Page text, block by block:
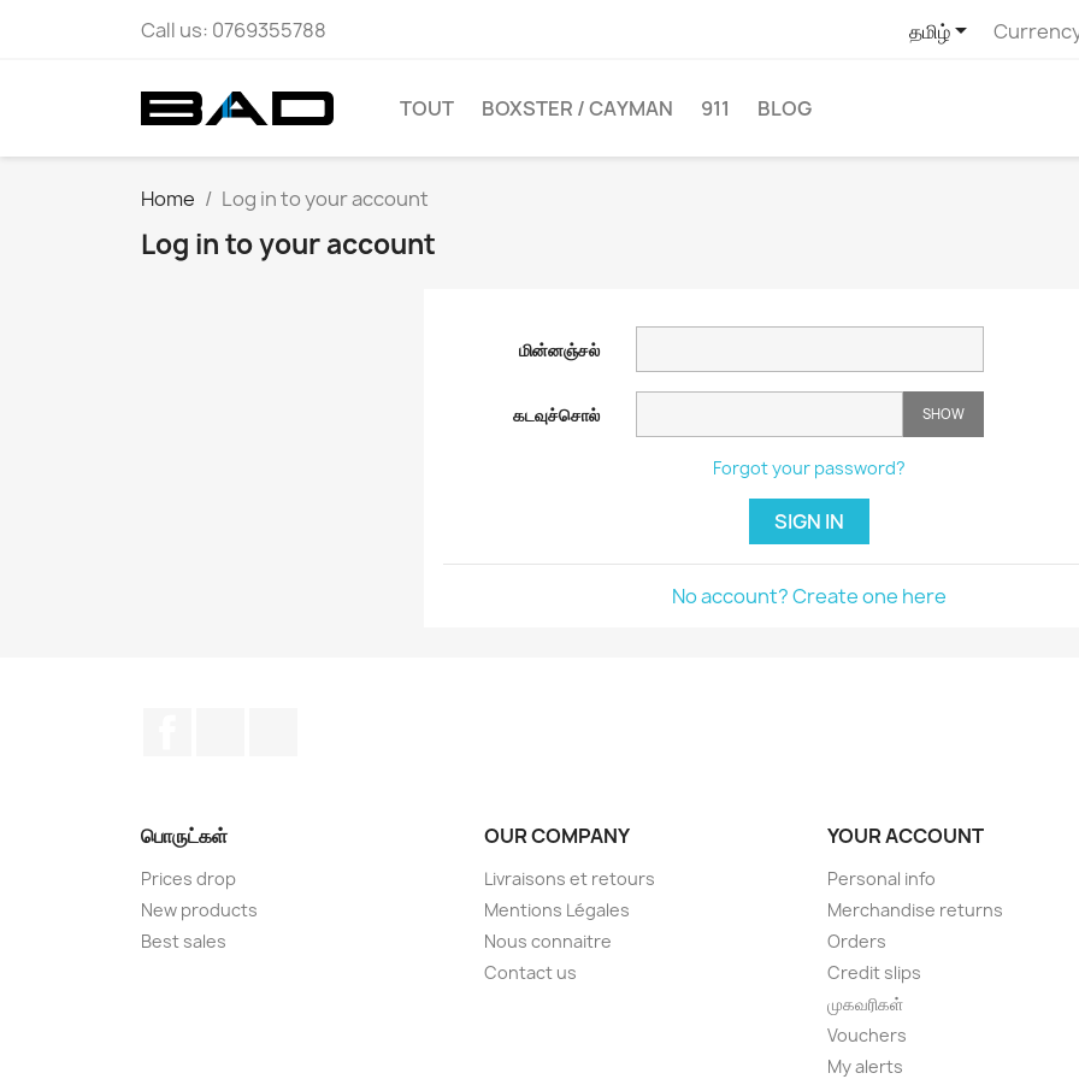
Call us: 0769355788 தமிழ்
TOUT BOXSTER / CAYMAN 911 BLOG
Home Log in to your account
Log in to your account
மின்னஞ்சல்
கடவுச்சொல் SHOW
Forgot your password?
SIGN IN
No account? Create one here
பொருட்கள்
Prices drop
New products
Best sales
OUR COMPANY
Livraisons et retours
Mentions Légales
Nous connaitre
Contact us
YOUR ACCOUNT
Personal info
Merchandise returns
Orders
Credit slips
முகவரிகள்
Vouchers
My alerts